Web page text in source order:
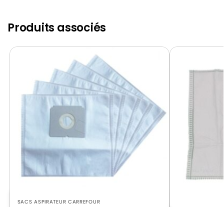
Produits associés
SACS ASPIRATEUR CARREFOUR